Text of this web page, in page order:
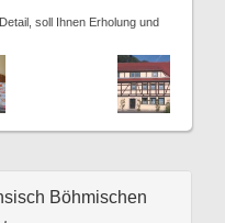
soll Ihnen Erholung und
Böhmischen